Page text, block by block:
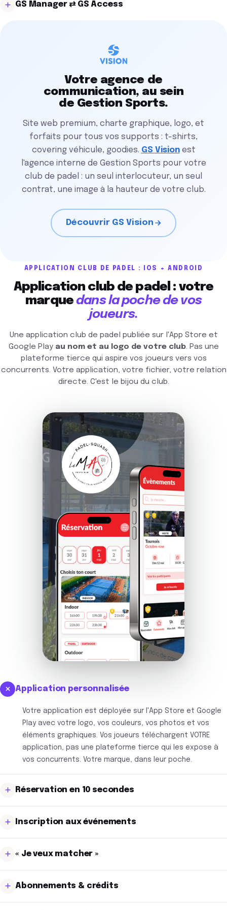
Manager, encaissement côté Cash), sans ressaisie, sans
colonne vertébrale comptable de votre club.
GS Manager ⇄ GS Access
s'allume. Le joueur est 100% autonome, votre club tourne
sans personne à l'accueil grâce au
synchronisé avec vos réservations.
Votre agence de
communication, au sein
de Gestion Sports.
Site web premium, charte graphique, logo, et
forfaits pour tous vos supports : t-shirts,
covering véhicule, goodies. GS Visionest
l'agence interne de Gestion Sports pour votre
club de padel : un seul interlocuteur, un seul
contrat, une image à la hauteur de votre club.
Découvrir GS Vision
APPLICATION CLUB DE PADEL : IOS + ANDROID
Application club de padel : votre
marquedans la poche de vos
joueurs.
Une application club de padel publiée sur l'App Store et
Google Play au nom et au logo de votre club. Pas une
plateforme tierce qui aspire vos joueurs vers vos
concurrents. Votre application, votre fichier, votre relation
directe. C'est le bijou du club.
Application personnalisée
Votre application est déployée sur l'App Store et Google
Play avec votre logo, vos couleurs, vos photos et vos
éléments graphiques. Vos joueurs téléchargent VOTRE
application, pas une plateforme tierce qui les expose à
vos concurrents. Votre marque, dans leur poche.
Réservation en 10 secondes
ajoute ses partenaires, choisit ses invités et la durée de
jeu, puis confirme son paiement. En dix secondes, le
terrain est réservé, depuis le canapé, pas par téléphone
Inscription aux événements
et paient directement depuis l'application. Listes
d'attente, confirmations et convocations automatiques.
Vous remplissez vos événements sans envoyer un seul
« Je veux matcher »
créer ou rejoindre un match en filtrant par niveau et
créneau. Vos joueurs constituent leur groupe entre eux.
Abonnements & crédits